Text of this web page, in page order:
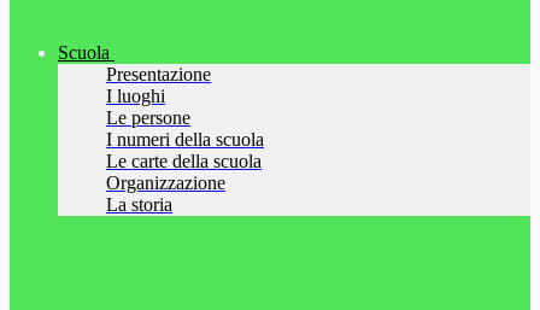
Scuola
Presentazione
I luoghi
Le persone
I numeri della scuola
Le carte della scuola
Organizzazione
La storia